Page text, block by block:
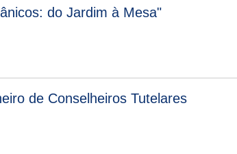
do Jardim à Mesa"
de Conselheiros Tutelares